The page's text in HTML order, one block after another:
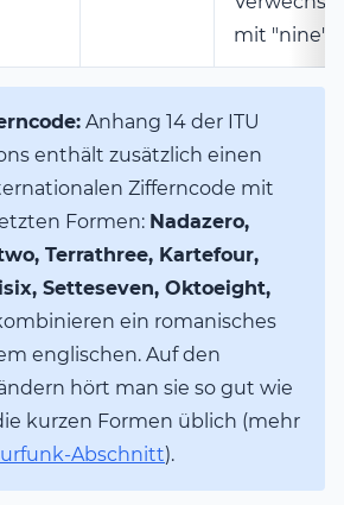
mit "nine"/
Anhang 14 der ITU
enthält zusätzlich einen
Zifferncode mit
Formen: Nadazero,
Terrathree, Kartefour,
Setteseven, Oktoeight,
ein romanisches
englischen. Auf den
hört man sie so gut wie
kurzen Formen üblich (mehr
Abschnitt).